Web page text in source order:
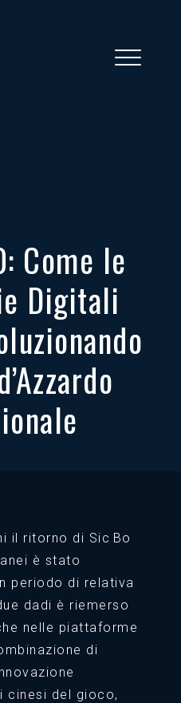
Come le
Digitali
il ritorno di Sic Bo
è stato
periodo di relativa
dadi è riemerso
nelle piattaforme
di
cinesi del gioco,